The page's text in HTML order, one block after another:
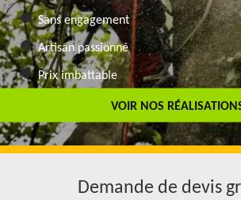
VOIR NOS
Sans engagement
Artisan passionné
Prix imbattable
Travail de qualité
Demande de devis